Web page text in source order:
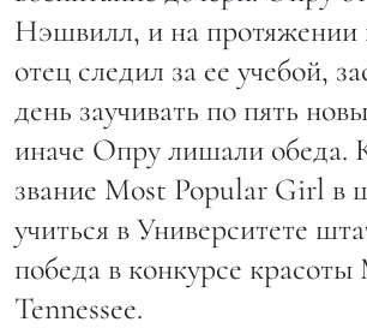
Нэшвилл, и на протяжении
отец следил за ее учебой,
день заучивать по пять
иначе Опру лишали обеда.
звание Most Popular Girl в
учиться в Университете
победа в конкурсе
Tennessee.